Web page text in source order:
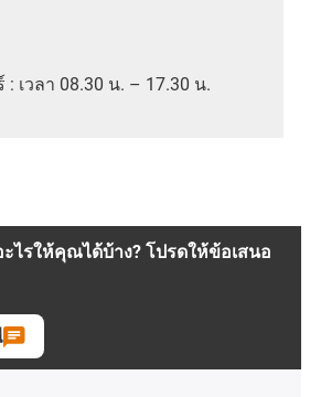
: เวลา 08.30 น. – 17.30 น.
ะไรให้คุณได้บ้าง? โปรดให้ข้อเสนอ